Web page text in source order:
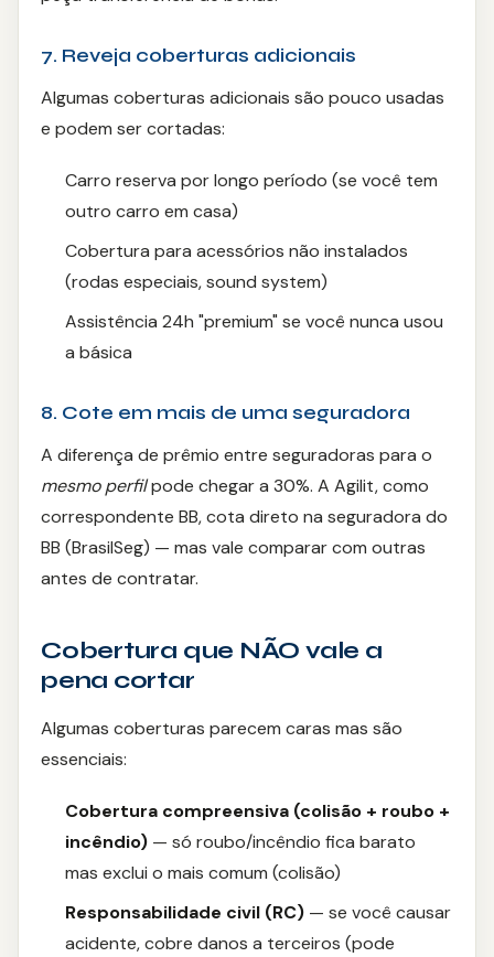
7. Reveja coberturas adicionais
Algumas coberturas adicionais são pouco usadas
e podem ser cortadas:
Carro reserva por longo período (se você tem
outro carro em casa)
Cobertura para acessórios não instalados
(rodas especiais, sound system)
Assistência 24h "premium" se você nunca usou
a básica
8. Cote em mais de uma seguradora
A diferença de prêmio entre seguradoras para o
mesmo perfilpode chegar a 30%. A Agilit, como
correspondente BB, cota direto na seguradora do
BB (BrasilSeg) — mas vale comparar com outras
antes de contratar.
Cobertura que NÃO vale a
pena cortar
Algumas coberturas parecem caras mas são
essenciais:
Cobertura compreensiva (colisão + roubo +
incêndio) — só roubo/incêndio fica barato
mas exclui o mais comum (colisão)
Responsabilidade civil (RC) — se você causar
acidente, cobre danos a terceiros (pode